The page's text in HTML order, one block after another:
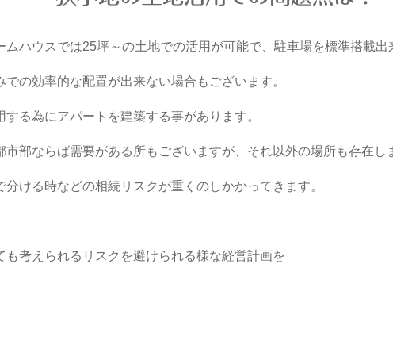
ハウスでは25坪～の土地での活用が可能で、駐車場を標準搭載
の効率的な配置が出来ない場合もございます。
る為にアパートを建築する事があります。
市部ならば需要がある所もございますが、それ以外の場所も存在し
ける時などの相続リスクが重くのしかかってきます。
考えられるリスクを避けられる様な経営計画を